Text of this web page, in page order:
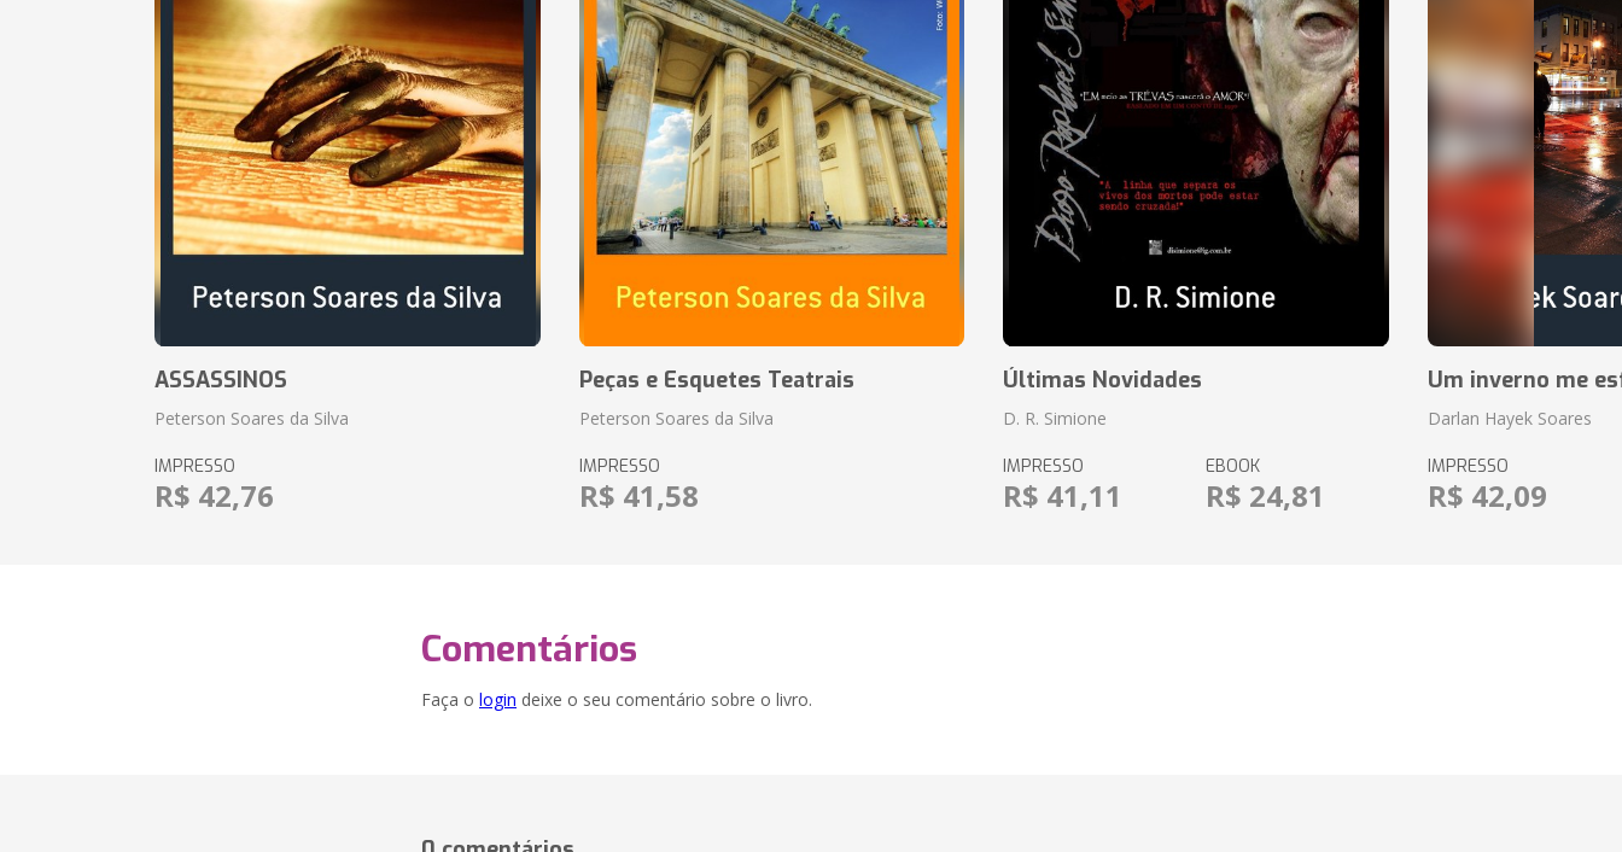
ASSASSINOS
Peterson Soares da Silva
IMPRESSO
R$ 42,76
Peças e Esquetes Teatrais
Peterson Soares da Silva
IMPRESSO
R$ 41,58
Últimas Novidades
D. R. Simione
IMPRESSO
R$ 41,11
EBOOK
R$ 24,81
Um inverno me
Darlan Hayek Soares
IMPRESSO
R$ 42,09
Comentários
Faça o login deixe o seu comentário sobre o livro.